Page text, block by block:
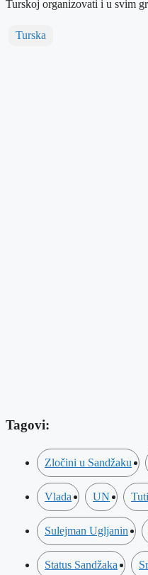
Turskoj organizovati i u svim
Turska
Tagovi:
Zločini u Sandžaku
Vlada UN
Sulejman Ugljanin
Status Sandžaka